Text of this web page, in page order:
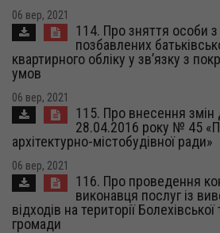
06 вер, 2021
114. Про зняття особи з
позбавлених
квартирного обліку у зв’язку з
умов
06 вер, 2021
115. Про внесення змін
28.04.2016 року № 45
архітектурно-містобудівної ради»
06 вер, 2021
116. Про проведення
виконавця послуг із
відходів на території
громади